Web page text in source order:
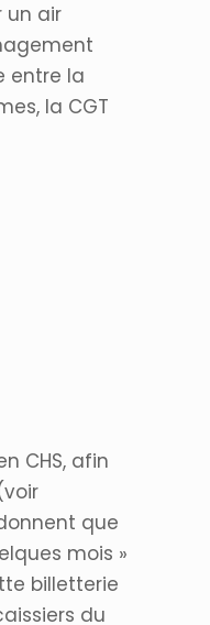
un air
entre la
la CGT
CHS, afin
que
mois »
billetterie
du